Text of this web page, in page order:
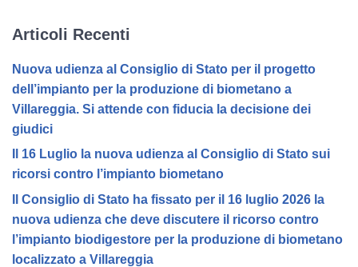
Articoli Recenti
Nuova udienza al Consiglio di Stato per il progetto
dell’impianto per la produzione di biometano a
Villareggia. Si attende con fiducia la decisione dei
giudici
Il 16 Luglio la nuova udienza al Consiglio di Stato sui
ricorsi contro l’impianto biometano
Il Consiglio di Stato ha fissato per il 16 luglio 2026 la
nuova udienza che deve discutere il ricorso contro
l’impianto biodigestore per la produzione di biometano
localizzato a Villareggia